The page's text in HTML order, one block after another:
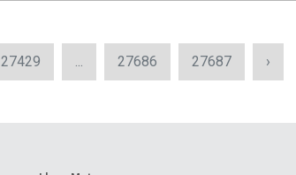
27429 ... 27686 27687 ›